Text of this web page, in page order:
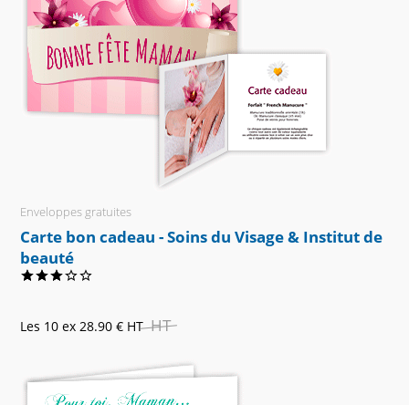
Enveloppes gratuites
Carte bon cadeau - Soins du Visage & Institut de
beauté
Les 10 ex 28.90 € HT HT